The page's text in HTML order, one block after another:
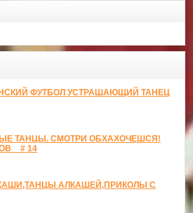
ФУТБОЛ УСТРАШАЮЩИЙ ТАНЕЦ
ТАНЦЫ. СМОТРИ ОБХАХОЧЕШСЯ!
_ # 14
АЛКАШЕЙ,ПРИКОЛЫ С